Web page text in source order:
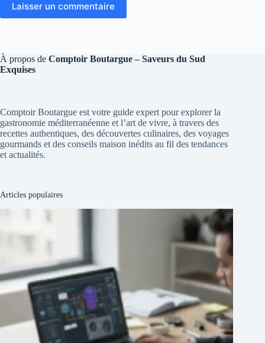
Laisser un commentaire
À propos de Comptoir Boutargue – Saveurs du Sud
Exquises
Comptoir Boutargue est votre guide expert pour explorer la
gastronomie méditerranéenne et l’art de vivre, à travers des
recettes authentiques, des découvertes culinaires, des voyages
gourmands et des conseils maison inédits au fil des tendances
et actualités.
Articles populaires